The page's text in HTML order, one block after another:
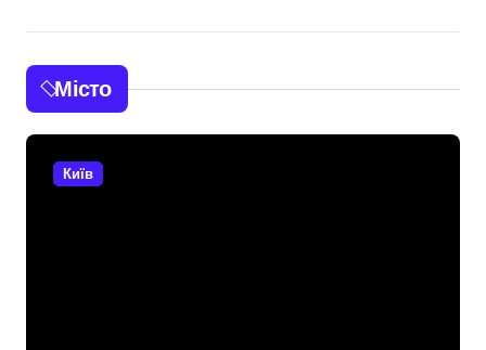
Місто
Київ